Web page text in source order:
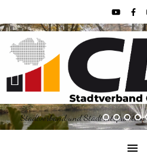
Stadtverband und Stadtratsfraktion